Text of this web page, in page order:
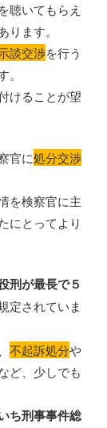
聴いてもらえ
ます。
談交渉を行う
けることが望
官に処分交渉
を検察官に主
にとってより
刑が最長で５
定されていま
不起訴処分や
ど、少しでも
ち刑事事件総